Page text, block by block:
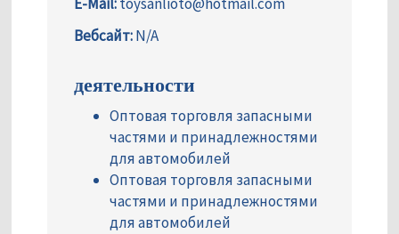
Вебсайт:N/A
деятельности
Оптовая торговля запасными
частями и принадлежностями
для автомобилей
Оптовая торговля запасными
частями и принадлежностями
для автомобилей